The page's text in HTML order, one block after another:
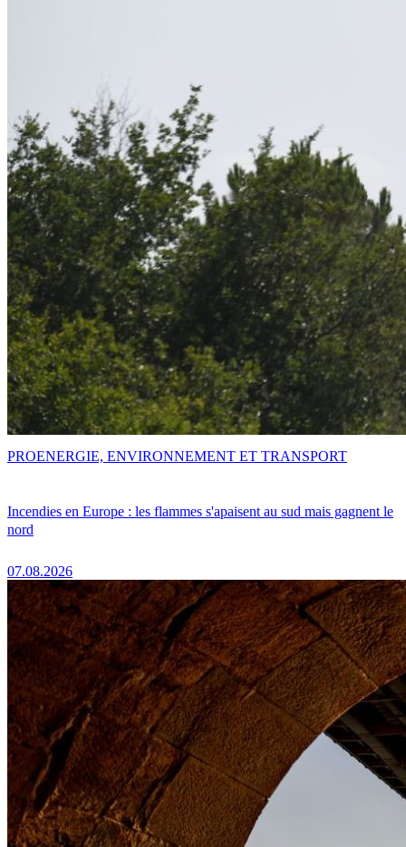
Incendies en Europe : les flammes s'apaisent au sud mais gagnent le
nord
07.08.2026
PROENERGIE, ENVIRONNEMENT ET TRANSPORT